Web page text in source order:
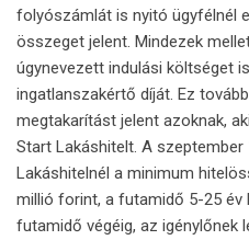
folyószámlát is nyitó ügyfélnél
összeget jelent. Mindezek
úgynevezett indulási költséget
ingatlanszakértő díját. Ez
megtakarítást jelent azoknak,
Start Lakáshitelt. A
Lakáshitelnél a minimum
millió forint, a futamidő 5-25 év
futamidő végéig, az igénylőnek